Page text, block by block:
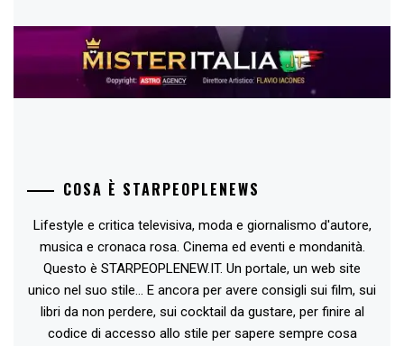
COSA È STARPEOPLENEWS
Lifestyle e critica televisiva, moda e giornalismo d'autore,
musica e cronaca rosa. Cinema ed eventi e mondanità.
Questo è STARPEOPLENEW.IT. Un portale, un web site
unico nel suo stile... E ancora per avere consigli sui film, sui
libri da non perdere, sui cocktail da gustare, per finire al
codice di accesso allo stile per sapere sempre cosa